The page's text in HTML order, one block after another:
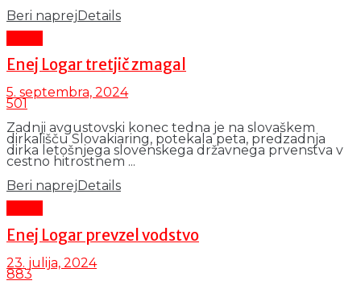
Beri naprejDetails
Enej Logar tretjič zmagal
5. septembra, 2024
501
Zadnji avgustovski konec tedna je na slovaškem
dirkališču Slovakiaring, potekala peta, predzadnja
dirka letošnjega slovenskega državnega prvenstva v
cestno hitrostnem ...
Beri naprejDetails
Enej Logar prevzel vodstvo
23. julija, 2024
883